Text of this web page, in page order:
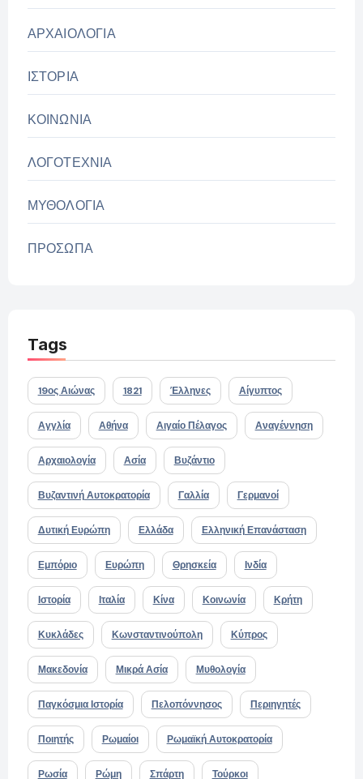
ΑΡΧΑΙΟΛΟΓΙΑ
ΙΣΤΟΡΙΑ
ΚΟΙΝΩΝΙΑ
ΛΟΓΟΤΕΧΝΙΑ
ΜΥΘΟΛΟΓΙΑ
ΠΡΟΣΩΠΑ
Tags
19ος Αιώνας 1821 Έλληνες Αίγυπτος
Αγγλία Αθήνα Αιγαίο Πέλαγος Αναγέννηση
Αρχαιολογία Ασία Βυζάντιο
Βυζαντινή Αυτοκρατορία Γαλλία Γερμανοί
Δυτική Ευρώπη Ελλάδα Ελληνική Επανάσταση
Εμπόριο Ευρώπη Θρησκεία Ινδία
Ιστορία Ιταλία Κίνα Κοινωνία Κρήτη
Κυκλάδες Κωνσταντινούπολη Κύπρος
Μακεδονία Μικρά Ασία Μυθολογία
Παγκόσμια Ιστορία Πελοπόννησος Περιηγητές
Ποιητής Ρωμαίοι Ρωμαϊκή Αυτοκρατορία
Ρωσία Ρώμη Σπάρτη Τούρκοι